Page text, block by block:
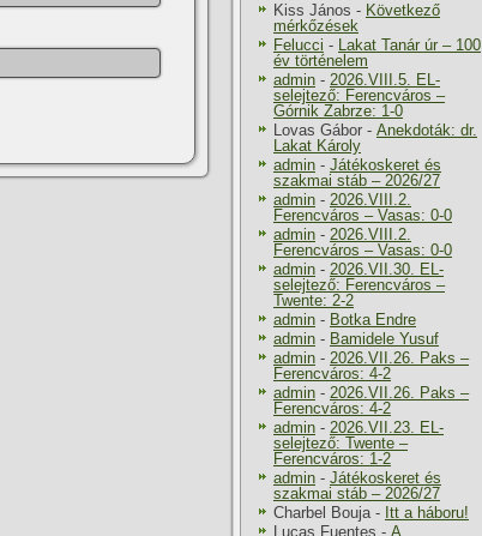
Kiss János - Következő
mérkőzések
Felucci - Lakat Tanár úr – 100
év történelem
admin - 2026.VIII.5. EL-
selejtező: Ferencváros –
Górnik Zabrze: 1-0
Lovas Gábor - Anekdoták: dr.
Lakat Károly
admin - Játékoskeret és
szakmai stáb – 2026/27
admin - 2026.VIII.2.
Ferencváros – Vasas: 0-0
admin - 2026.VIII.2.
Ferencváros – Vasas: 0-0
admin - 2026.VII.30. EL-
selejtező: Ferencváros –
Twente: 2-2
admin - Botka Endre
admin - Bamidele Yusuf
admin - 2026.VII.26. Paks –
Ferencváros: 4-2
admin - 2026.VII.26. Paks –
Ferencváros: 4-2
admin - 2026.VII.23. EL-
selejtező: Twente –
Ferencváros: 1-2
admin - Játékoskeret és
szakmai stáb – 2026/27
Charbel Bouja- Itt a háboru!
Lucas Fuentes - A